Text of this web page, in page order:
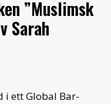
”Muslimsk
Sarah
i ett Global Bar-